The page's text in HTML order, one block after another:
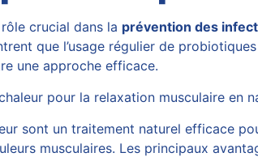
crucial dans la prévention des
que l’usage régulier de
une approche efficace.
pour la relaxation musculaire en
sont un traitement naturel efficace
musculaires. Les principaux